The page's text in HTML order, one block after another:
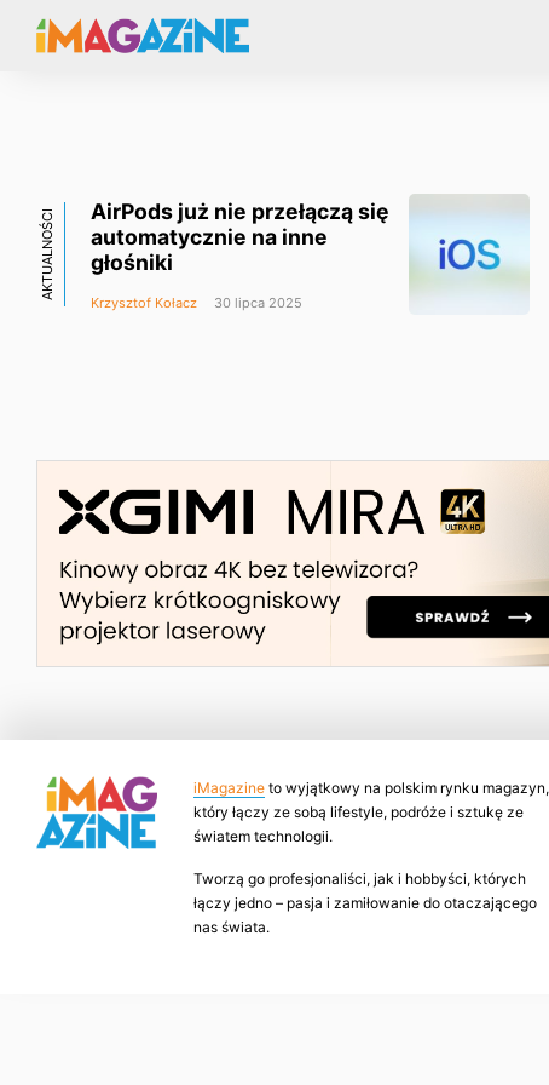
AKTUALNOŚCI
AirPods już nie przełączą się
automatycznie na inne
głośniki
Krzysztof Kołacz 30 lipca 2025
iMagazine to wyjątkowy na polskim rynku magazyn,
który łączy ze sobą lifestyle, podróże i sztukę ze
światem technologii.
Tworzą go profesjonaliści, jak i hobbyści, których
łączy jedno – pasja i zamiłowanie do otaczającego
nas świata.